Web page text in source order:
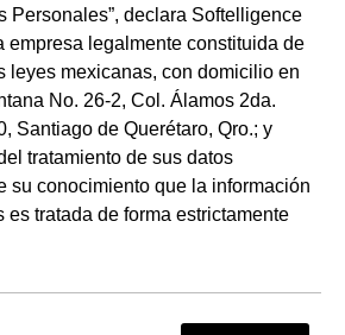
Personales”, declara Softelligence
empresa legalmente constituida de
leyes mexicanas, con domicilio en
No. 26-2, Col. Álamos 2da.
Santiago de Querétaro, Qro.; y
tratamiento de sus datos
su conocimiento que la información
es tratada de forma estrictamente